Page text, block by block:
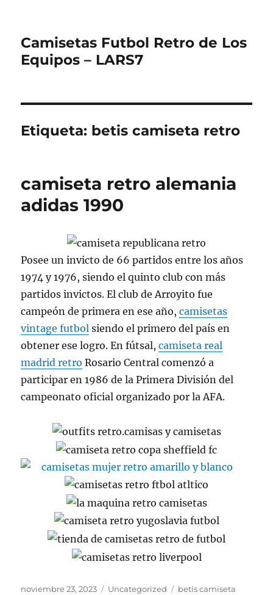
Camisetas Futbol Retro de Los
Equipos – LARS7
Etiqueta: betis camiseta retro
camiseta retro alemania
adidas 1990
Posee un invicto de 66 partidos entre los años
1974 y 1976, siendo el quinto club con más
partidos invictos. El club de Arroyito fue
campeón de primera en ese año,camisetas
vintage futbol siendo el primero del país en
obtener ese logro. En fútsal,camiseta real
madrid retro Rosario Central comenzó a
participar en 1986 de la Primera División del
campeonato oficial organizado por la AFA.
Publicado
noviembre 23, 2023 Categorías
Uncategorized Etiquetas
betis camiseta